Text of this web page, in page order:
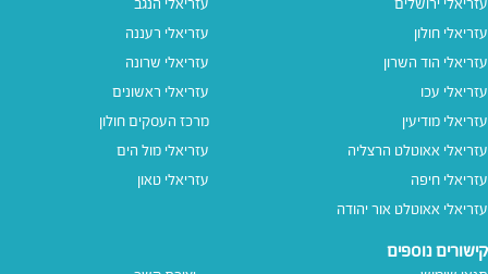
עזריאלי ירושלים
עזריאלי חולון
עזריאלי הוד השרון
עזריאלי עכו
עזריאלי מודיעין
עזריאלי אאוטלט הרצליה
עזריאלי חיפה
עזריאלי אאוטלט אור יהודה
עזריאלי הנגב
עזריאלי רעננה
עזריאלי שרונה
עזריאלי ראשונים
מרכז העסקים חולון
עזריאלי מול הים
עזריאלי טאון
קישורים נוספים